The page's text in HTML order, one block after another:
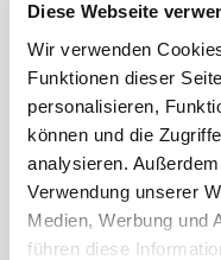
Diese Webseite
Wir verwenden
Funktionen dieser
personalisieren,
können und die
analysieren.
Verwendung unserer
Medien, Werbung und
führen diese
Tiere
Weideunterstand groß
Wasserversorgung für
Euronetz
Zubereitung
Hobby-Farming
Grundlagen der
Tiere Landwirtschaft